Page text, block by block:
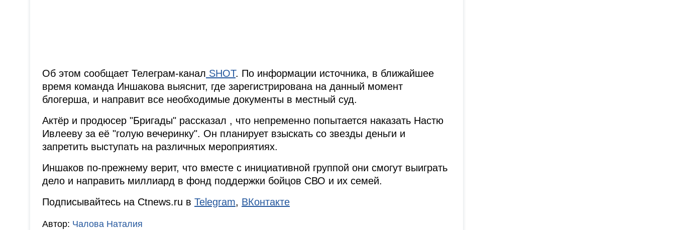
Об этом сообщает Телеграм-канал SHOT. По информации источника, в ближайшее
время команда Иншакова выяснит, где зарегистрирована на данный момент
блогерша, и направит все необходимые документы в местный суд.
Актёр и продюсер "Бригады" рассказал , что непременно попытается наказать Настю
Ивлееву за её "голую вечеринку". Он планирует взыскать со звезды деньги и
запретить выступать на различных мероприятиях.
Иншаков по-прежнему верит, что вместе с инициативной группой они смогут выиграть
дело и направить миллиард в фонд поддержки бойцов СВО и их семей.
Подписывайтесь на Ctnews.ru в Telegram, ВКонтакте
Автор: Чалова Наталия